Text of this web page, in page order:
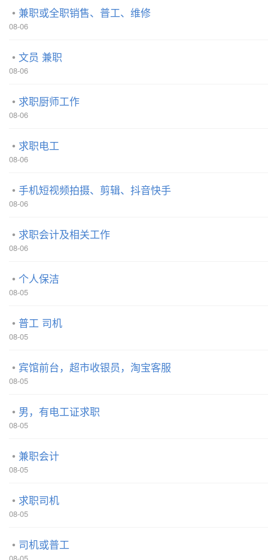
兼职或全职销售、普工、维修
08-06
文员 兼职
08-06
求职厨师工作
08-06
求职电工
08-06
手机短视频拍摄、剪辑、抖音快手
08-06
求职会计及相关工作
08-06
个人保洁
08-05
普工 司机
08-05
宾馆前台，超市收银员，淘宝客服
08-05
男，有电工证求职
08-05
兼职会计
08-05
求职司机
08-05
司机或普工